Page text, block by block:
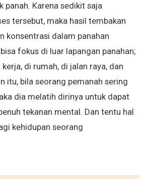
panah. Karena sedikit saja
tersebut, maka hasil tembakan
konsentrasi dalam panahan
fokus di luar lapangan panahan;
di rumah, di jalan raya, dan
itu, bila seorang pemanah sering
dia melatih dirinya untuk dapat
tekanan mental. Dan tentu hal
kehidupan seorang